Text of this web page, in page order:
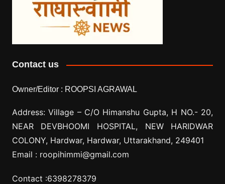
Contact us
Owner/Editor : ROOPSI AGRAWAL
Address: Village – C/O Himanshu Gupta, H NO.- 20,
NEAR DEVBHOOMI HOSPITAL, NEW HARIDWAR
COLONY, Hardwar, Hardwar, Uttarakhand, 249401
Email : roopihimmi@gmail.com
Contact :6398278379